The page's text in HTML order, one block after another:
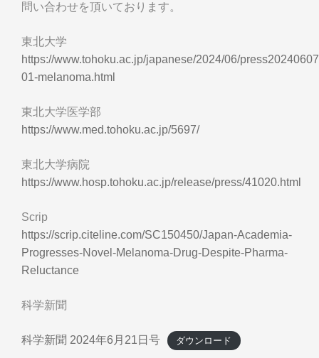
問い合わせを頂いております。
東北大学
https://www.tohoku.ac.jp/japanese/2024/06/
01-melanoma.html
東北大学医学部
https://www.med.tohoku.ac.jp/5697/
東北大学病院
https://www.hosp.tohoku.ac.jp/release/press/41020.html
Scrip
https://scrip.citeline.com/SC150450/Japan-Academia-
Progresses-Novel-Melanoma-Drug-Despite-Pharma-
Reluctance
科学新聞
科学新聞 2024年6月21日号 ダウンロード